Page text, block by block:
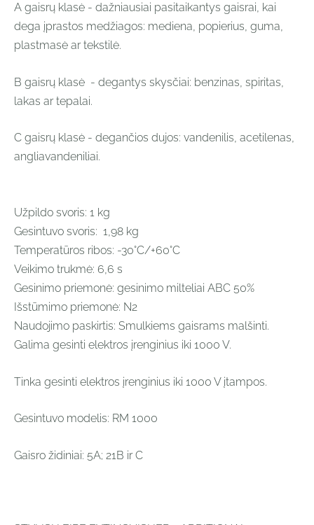
A gaisrų klasė - dažniausiai pasitaikantys gaisrai, kai
dega įprastos medžiagos: mediena, popierius, guma,
plastmasė ar tekstilė.
B gaisrų klasė - degantys skysčiai: benzinas, spiritas,
lakas ar tepalai.
C gaisrų klasė - degančios dujos: vandenilis, acetilenas,
angliavandeniliai.
Užpildo svoris: 1 kg
Gesintuvo svoris: 1,98 kg
Temperatūros ribos: -30°C/+60°C
Veikimo trukmė: 6,6 s
Gesinimo priemonė: gesinimo milteliai ABC 50%
Išstūmimo priemonė: N2
Naudojimo paskirtis: Smulkiems gaisrams malšinti.
Galima gesinti elektros įrenginius iki 1000 V.
Tinka gesinti elektros įrenginius iki 1000 V įtampos.
Gesintuvo modelis: RM 1000
Gaisro židiniai: 5A; 21B ir C